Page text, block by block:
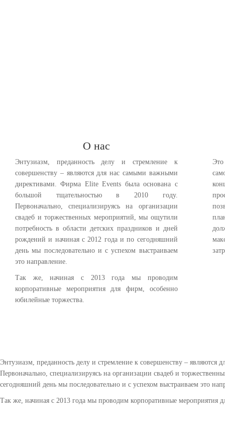
О нас
Энтузиазм, преданность делу и стремление к
совершенству – являются для нас самыми важными
директивами. Фирма Elite Events была основана с
большой тщательностью в 2010 году.
Первоначально, специализируясь на организации
свадеб и торжественных мероприятий, мы ощутили
потребность в области детских праздников и дней
рождений и начиная с 2012 года и по сегодняшний
день мы последовательно и с успехом выстраиваем
это направление.
Так же, начиная с 2013 года мы проводим
корпоративные мероприятия для фирм, особенно
юбилейные торжества.
Энтузиазм, преданность делу и стремление к совершенству –
Первоначально, специализируясь на организации свадеб и
сегодняшний день мы последовательно и с успехом выстраиваем это
Так же, начиная с 2013 года мы проводим корпоративные мероприятия